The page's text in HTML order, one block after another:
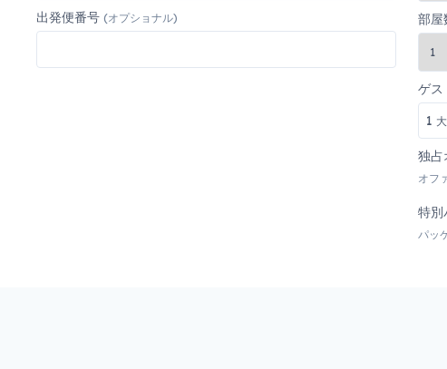
出発便番号 (オプショナル) 部屋
ゲス
1
独占
オフ
特別
パッ